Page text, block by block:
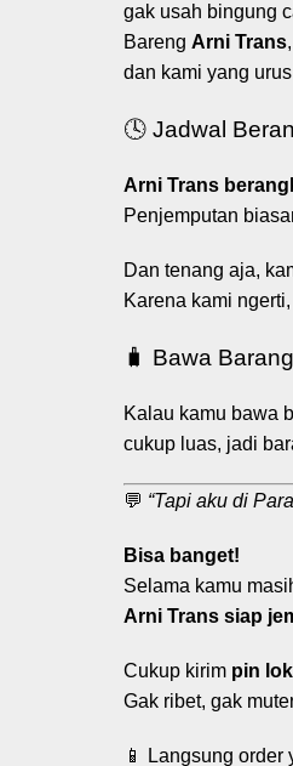
gak usah bingung
Bareng Arni Trans
dan kami yang
🕓 Jadwal
Arni Trans
Penjemputan
Dan tenang aja,
Karena kami ngerti,
🧳 Bawa
Kalau kamu bawa
cukup luas, jadi
💬 “Tapi aku di
Bisa banget!
Selama kamu
Arni Trans siap
Cukup kirim pin
Gak ribet, gak
📱 Langsung order